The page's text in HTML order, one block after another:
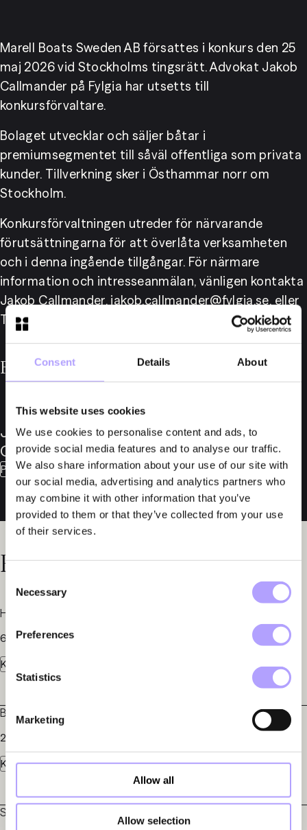
Consent Details About
This website uses cookies
We use cookies to personalise content and ads, to
provide social media features and to analyse our traffic.
We also share information about your use of our site with
our social media, advertising and analytics partners who
may combine it with other information that you’ve
provided to them or that they’ve collected from your use
of their services.
Selection
Necessary
Preferences
Statistics
Marketing
Allow all
Allow selection
Marell Boats Sweden AB försattes i konkurs den 25
maj 2026 vid Stockholms tingsrätt. Advokat Jakob
Callmander på Fylgia har utsetts till
konkursförvaltare.
Bolaget utvecklar och säljer båtar i
premiumsegmentet till såväl offentliga som privata
kunder. Tillverkning sker i Östhammar norr om
Stockholm.
Konkursförvaltningen utreder för närvarande
förutsättningarna för att överlåta verksamheten
och i denna ingående tillgångar. För närmare
information och intresseanmälan, vänligen kontakta
Jakob Callmander, jakob.callmander@fylgia.se, eller
Tobias Gårderyd, tobias.garderyd@fylgia.se.
För mer information, vänligen kontakta
Partner
Jakob
Callmander
Advokat
Tobias
Gårderyd
Relaterade nyheter
6 juli 2026
Konkurser
Herber Engineering AB i konkurs
22 maj 2026
Konkurser
Bite Studios AB i konkurs
Sileon AB (publ) och Nikste Technology AB i konkurs